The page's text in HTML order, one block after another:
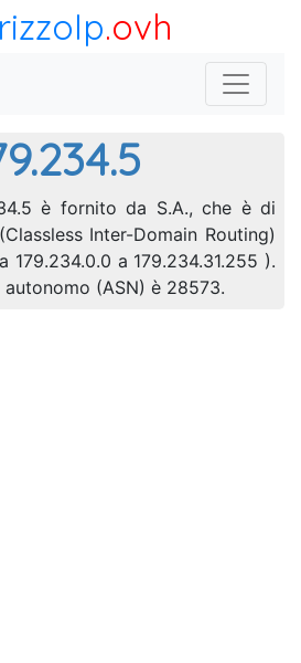
.ovh
è fornito da S.A., che è di
Inter-Domain Routing)
179.234.0.0 a 179.234.31.255 ).
(ASN) è 28573.